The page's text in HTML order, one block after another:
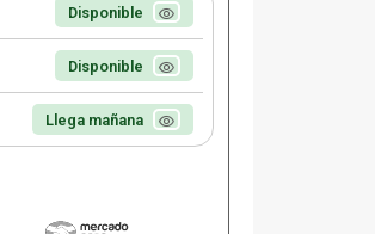
Disponible
Disponible
Llega mañana